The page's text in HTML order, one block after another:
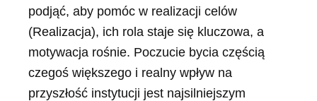
podjąć, aby pomóc w realizacji celów
(Realizacja), ich rola staje się kluczowa, a
motywacja rośnie. Poczucie bycia częścią
czegoś większego i realny wpływ na
przyszłość instytucji jest najsilniejszym